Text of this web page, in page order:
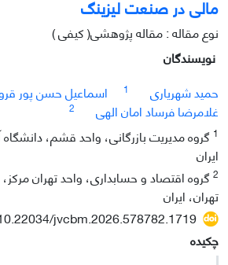
مالی در صنعت لیزینگ
نوع مقاله : مقاله پژوهشی( کیفی )
نویسندگان
حمید شهریاری
1 اسماعیل حسن پور
غلامرضا فرساد امان الهی
2
1 گروه مدیریت بازرگانی، واحد قشم،
ایران
2 گروه اقتصاد و حسابداری، واحد تهران
تهران، ایران
jvcbm.2026.578782.1719
چکیده